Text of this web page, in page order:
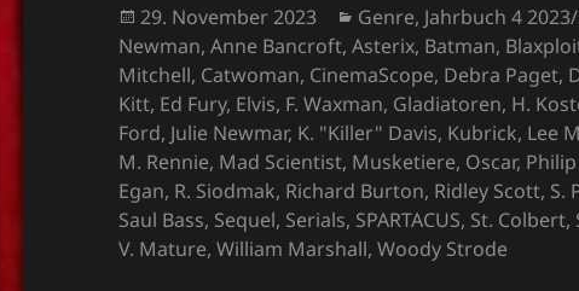
Veröffentlicht
am
29. November 2023 Kategorien
Genre, Jahrbuch 4
Newman,Anne Bancroft,Asterix, Batman,
Mitchell, Catwoman, CinemaScope, Debra Paget,
Kitt, Ed Fury, Elvis, F. Waxman, Gladiatoren, H.
Ford, Julie Newmar, K. "Killer" Davis, Kubrick, Lee
M. Rennie, Mad Scientist, Musketiere, Oscar,
Egan, R. Siodmak, Richard Burton, Ridley Scott, S.
Saul Bass, Sequel, Serials, SPARTACUS, St. Colbert,
V. Mature,William Marshall,Woody Strode